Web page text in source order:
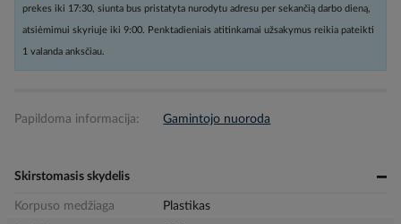
prekes iki 17:30, siunta bus pristatyta nurodytu adresu per sekančią darbo dieną,
atsiėmimui skyriuje iki 9:00. Penktadieniais atitinkamai užsakymus reikia pateikti
1 valanda anksčiau.
Papildoma informacija: Gamintojo nuoroda
Skirstomasis skydelis
Korpuso medžiaga
Plastikas